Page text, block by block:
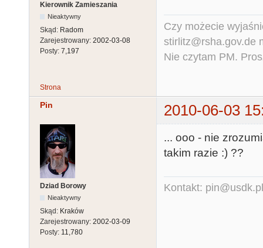
Kierownik Zamieszania
Nieaktywny
Skąd: Radom
Zarejestrowany: 2002-03-08
Posty: 7,197
Czy możecie
stirlitz@rsha.gov.de
Nie czytam PM.
Strona
Pin 2010-06-03
Dziad Borowy
Nieaktywny
Skąd: Kraków
Zarejestrowany: 2002-03-09
Posty: 11,780
... ooo - nie
takim razie :) ??
Kontakt: pin@usdk.pl